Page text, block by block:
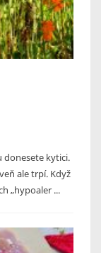
donesete kytici.
ale trpí. Když
„hypoaler ...